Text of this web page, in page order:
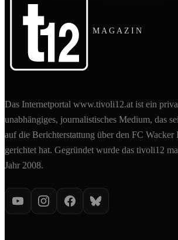
MAGAZIN
Das Internetportal www.tivoli12.at ist ein
unabhängiges, journalistisches Medium, das
auf die Berichterstattung über den FC Wacker
gerichtet hat. Gegründet wurde das tivoli12
Jahr 2008.